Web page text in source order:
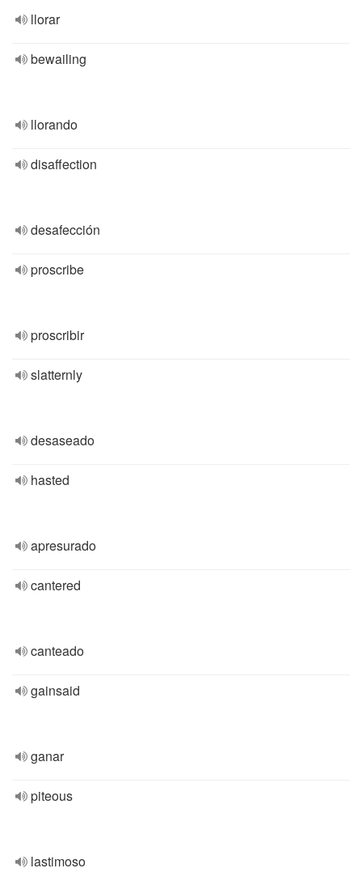
llorar
bewailing
llorando
disaffection
desafección
proscribe
proscribir
slatternly
desaseado
hasted
apresurado
cantered
canteado
gainsaid
ganar
piteous
lastimoso